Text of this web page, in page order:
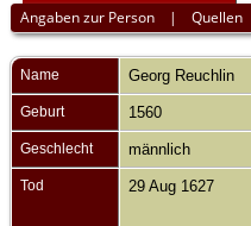
Angaben zur Person |Quellen
Name Georg Reuchlin
Geburt 1560
Geschlecht männlich
Tod 29 Aug 1627